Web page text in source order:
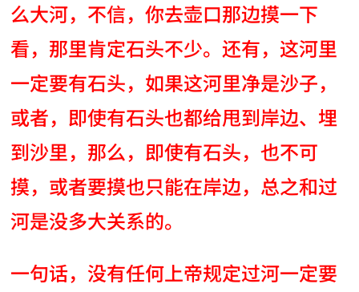
么大河，不信，你去壶口那边摸一下
看，那里肯定石头不少。还有，这河里
一定要有石头，如果这河里净是沙子，
或者，即使有石头也都给甩到岸边、埋
到沙里，那么，即使有石头，也不可
摸，或者要摸也只能在岸边，总之和过
河是没多大关系的。
一句话，没有任何上帝规定过河一定要